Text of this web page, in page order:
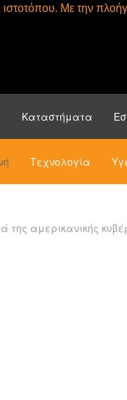
ιστοτόπου. Με την
Καταστήματα
Τεχνολογία
αμερικανικής